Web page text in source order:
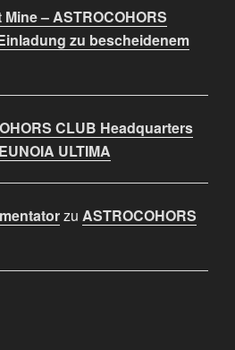
– ASTROCOHORS
zu bescheidenem
CLUB Headquarters
ULTIMA
zu ASTROCOHORS